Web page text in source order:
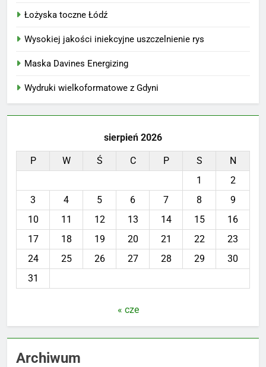
Łożyska toczne Łódź
Wysokiej jakości iniekcyjne uszczelnienie rys
Maska Davines Energizing
Wydruki wielkoformatowe z Gdyni
sierpień 2026
P W Ś C P S
N
1
2
3
4 5 6 7 8
9
10
11 12 13 14 15
16
17
18 19 20 21 22
23
24
25 26 27 28 29
30
31
« cze
Archiwum